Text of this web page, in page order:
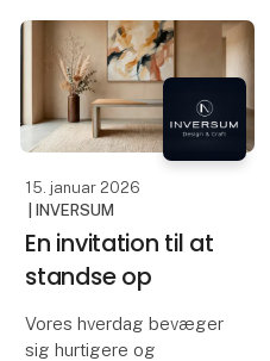
både naturen og det liv,
der omgiver haven.
Idéen om at designe et
fuglehus har været på
15. januar 2026
| INVERSUM
En invitation til at
standse op
Vores hverdag bevæger
sig hurtigere og